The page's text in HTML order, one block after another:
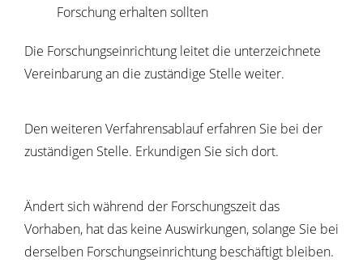
Forschung erhalten sollten
Die Forschungseinrichtung leitet die unterzeichnete
Vereinbarung an die zuständige Stelle weiter.
Den weiteren Verfahrensablauf erfahren Sie bei der
zuständigen Stelle. Erkundigen Sie sich dort.
Ändert sich während der Forschungszeit das
Vorhaben, hat das keine Auswirkungen, solange Sie bei
derselben Forschungseinrichtung beschäftigt bleiben.